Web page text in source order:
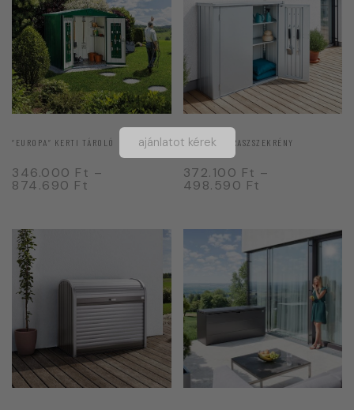
“EUROPA” KERTI TÁROLÓ
346.000 Ft –
874.690 Ft
“ROMEO” TERASZSZEKRÉNY
372.100 Ft –
498.590 Ft
ajánlatot kérek